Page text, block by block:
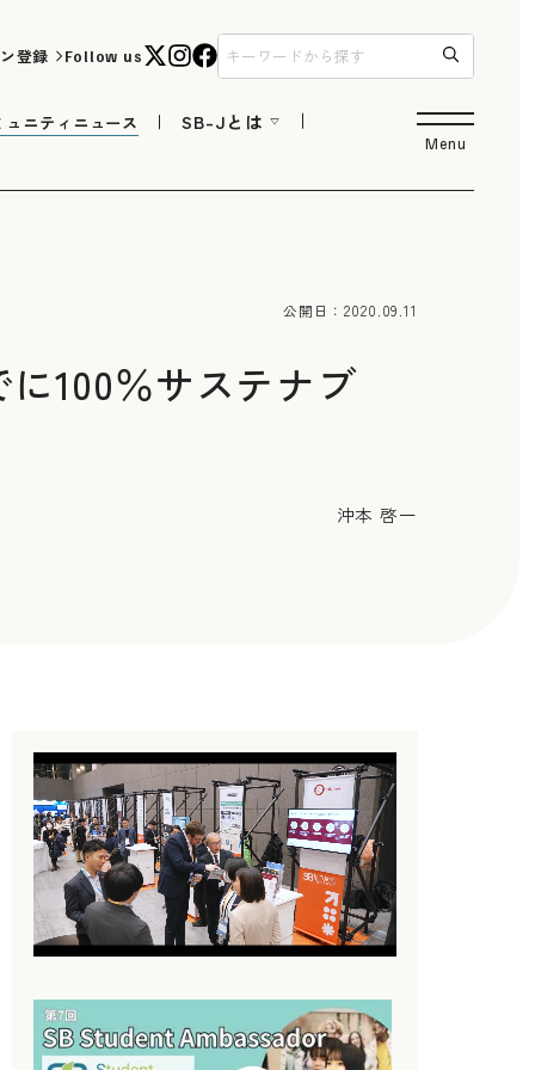
登録 Follow us
ュニティニュース SB-Jとは
Menu
公開日：2020.09.11
100％サステナブ
沖本 啓一